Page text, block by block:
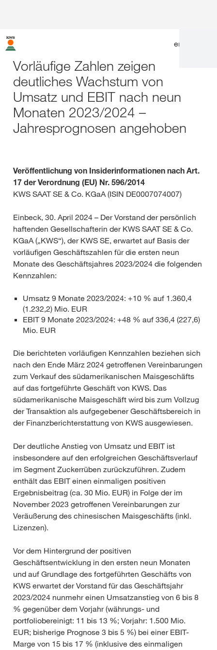
en
Vorläufige Zahlen zeigen
deutliches Wachstum von
Umsatz und EBIT nach neun
Monaten 2023/2024 –
Jahresprognosen angehoben
Veröffentlichung von Insiderinformationen nach Art.
17 der Verordnung (EU) Nr. 596/2014
KWS SAAT SE & Co. KGaA (ISIN DE0007074007)
Einbeck, 30. April 2024 – Der Vorstand der persönlich
haftenden Gesellschafterin der KWS SAAT SE & Co.
KGaA („KWS“), der KWS SE, erwartet auf Basis der
vorläufigen Geschäftszahlen für die ersten neun
Monate des Geschäftsjahres 2023/2024 die folgenden
Kennzahlen:
Umsatz 9 Monate 2023/2024: +10 % auf 1.360,4
(1.232,2) Mio. EUR
EBIT 9 Monate 2023/2024: +48 % auf 336,4 (227,6)
Mio. EUR
Die berichteten vorläufigen Kennzahlen beziehen sich
nach den Ende März 2024 getroffenen Vereinbarungen
zum Verkauf des südamerikanischen Maisgeschäfts
auf das fortgeführte Geschäft von KWS. Das
südamerikanische Maisgeschäft wird bis zum Vollzug
der Transaktion als aufgegebener Geschäftsbereich in
der Finanzberichterstattung von KWS ausgewiesen.
Der deutliche Anstieg von Umsatz und EBIT ist
insbesondere auf den erfolgreichen Geschäftsverlauf
im Segment Zuckerrüben zurückzuführen. Zudem
enthält das EBIT einen einmaligen positiven
Ergebnisbeitrag (ca. 30 Mio. EUR) in Folge der im
November 2023 getroffenen Vereinbarungen zur
Veräußerung des chinesischen Maisgeschäfts (inkl.
Lizenzen).
Vor dem Hintergrund der positiven
Geschäftsentwicklung in den ersten neun Monaten
und auf Grundlage des fortgeführten Geschäfts von
KWS erwartet der Vorstand für das Geschäftsjahr
2023/2024 nunmehr einen Umsatzanstieg von 6 bis 8
% gegenüber dem Vorjahr (währungs- und
portfoliobereinigt: 11 bis 13 %; Vorjahr: 1.500 Mio.
EUR; bisherige Prognose 3 bis 5 %) bei einer EBIT-
Marge von 15 bis 17 % (inklusive des einmaligen